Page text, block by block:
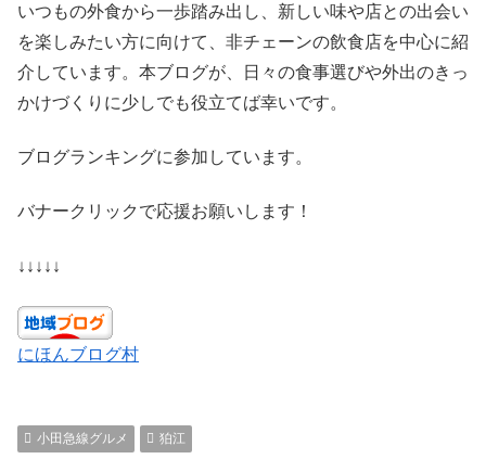
いつもの外食から一歩踏み出し、新しい味や店との出会い
を楽しみたい方に向けて、非チェーンの飲食店を中心に紹
介しています。本ブログが、日々の食事選びや外出のきっ
かけづくりに少しでも役立てば幸いです。
ブログランキングに参加しています。
バナークリックで応援お願いします！
↓↓↓↓↓
にほんブログ村
小田急線グルメ 狛江